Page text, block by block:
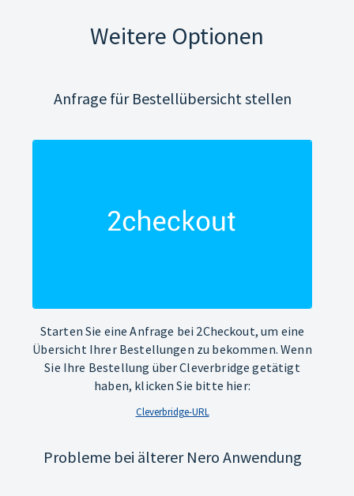
Weitere Optionen
Anfrage für Bestellübersicht stellen
Starten Sie eine Anfrage bei 2Checkout, um eine
Übersicht Ihrer Bestellungen zu bekommen. Wenn
Sie Ihre Bestellung über Cleverbridge getätigt
haben, klicken Sie bitte hier:
Cleverbridge-URL
Probleme bei älterer Nero Anwendung